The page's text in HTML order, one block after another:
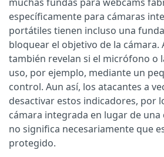
específicamente para cámaras
portátiles tienen incluso una
bloquear el objetivo de la cámara.
también revelan si el micrófono o
uso, por ejemplo, mediante un
control. Aun así, los atacantes a
desactivar estos indicadores, por
cámara integrada en lugar de
no significa necesariamente que
protegido.